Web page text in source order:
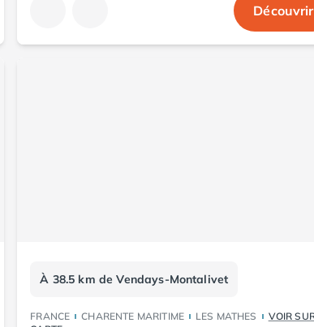
Découvrir
À 38.5 km de Vendays-Montalivet
FRANCE CHARENTE MARITIME LES MATHES
VOIR